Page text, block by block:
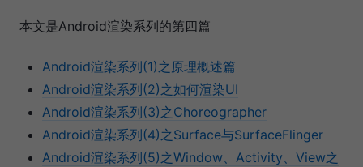
本文是Android渲染系列的第四篇
Android渲染系列(1)之原理概述篇
Android渲染系列(2)之如何渲染UI
Android渲染系列(3)之Choreographer
Android渲染系列(4)之Surface与SurfaceFlinger
Android渲染系列(5)之Window、Activity、View之